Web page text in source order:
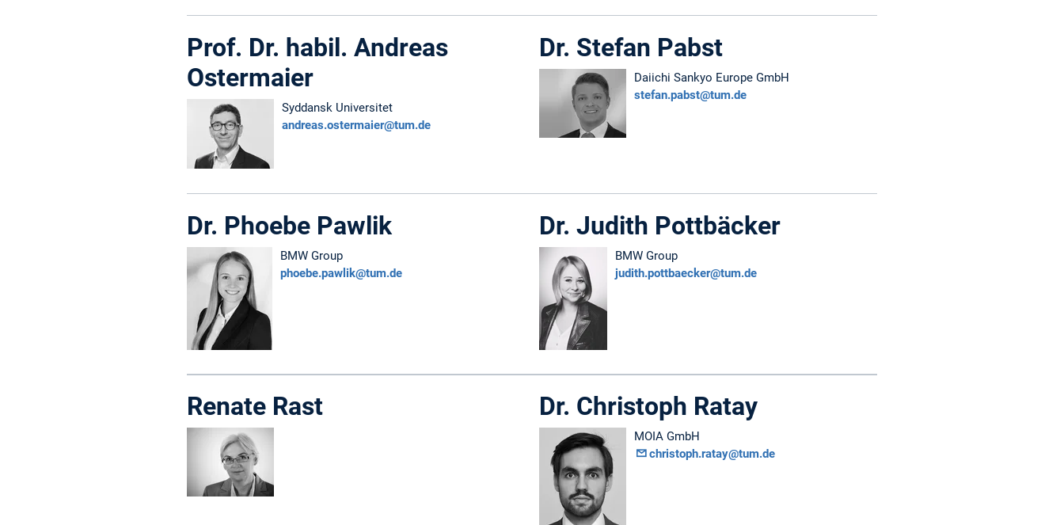
Prof. Dr. habil. Andreas
Ostermaier
Syddansk Universitet
andreas.ostermaier@tum.de
Dr. Stefan Pabst
Daiichi Sankyo Europe GmbH
stefan.pabst@tum.de
Dr. Phoebe Pawlik
BMW Group
phoebe.pawlik@tum.de
Dr. Judith Pottbäcker
BMW Group
judith.pottbaecker@tum.de
Renate Rast Dr. Christoph Ratay
MOIA GmbH
christoph.ratay@tum.de